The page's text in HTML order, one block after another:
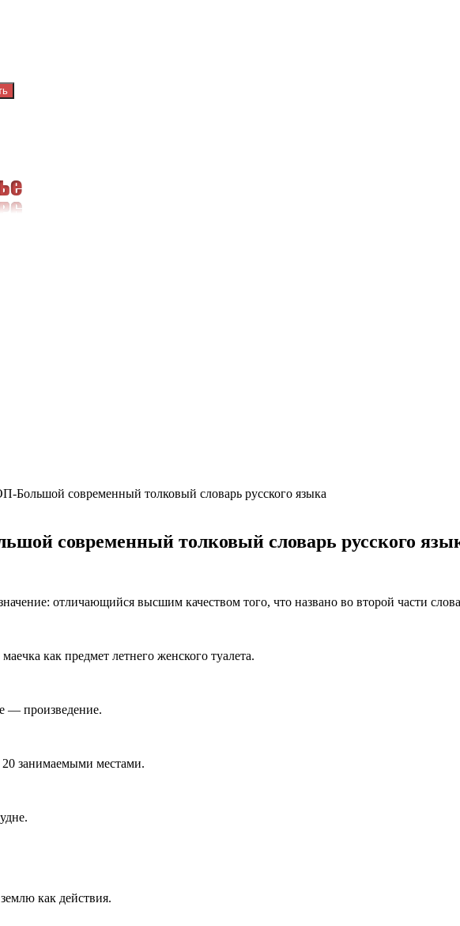
Большой современный толковый словарь русского языка
современный толковый словарь русского
отличающийся высшим качеством того, что названо во второй части
как предмет летнего женского туалета.
— произведение.
занимаемыми местами.
как действия.